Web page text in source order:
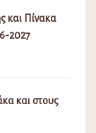
και Πίνακα
2027
και στους